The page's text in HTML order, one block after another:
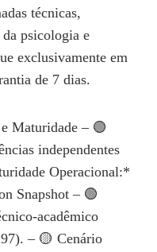
técnicas,
psicologia e
exclusivamente em
de 7 dias.
Maturidade – 🟢
independentes
Operacional:*
Snapshot – 🟢
– 🟡 Cenário